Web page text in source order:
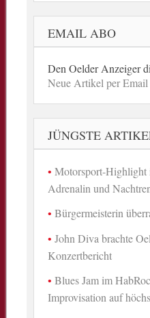
EMAIL ABO
Den Oelder Anzeiger
Neue Artikel per
JÜNGSTE
Motorsport-
Adrenalin und
Bürgermeisterin
John Diva brachte
Konzertbericht
Blues Jam im
Improvisation auf